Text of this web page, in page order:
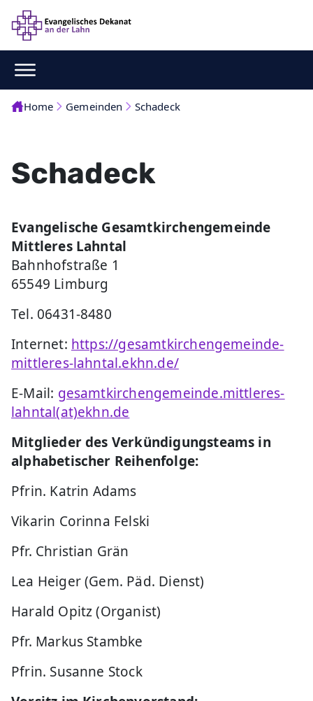
Home Gemeinden Schadeck
Schadeck
Evangelische Gesamtkirchengemeinde
Mittleres Lahntal
Bahnhofstraße 1
65549 Limburg
Tel. 06431-8480
Internet: https://gesamtkirchengemeinde-
mittleres-lahntal.ekhn.de/
E-Mail: gesamtkirchengemeinde.mittleres-
lahntal(at)ekhn.de
Mitglieder des Verkündigungsteams in
alphabetischer Reihenfolge:
Pfrin. Katrin Adams
Vikarin Corinna Felski
Pfr. Christian Grän
Lea Heiger (Gem. Päd. Dienst)
Harald Opitz (Organist)
Pfr. Markus Stambke
Pfrin. Susanne Stock